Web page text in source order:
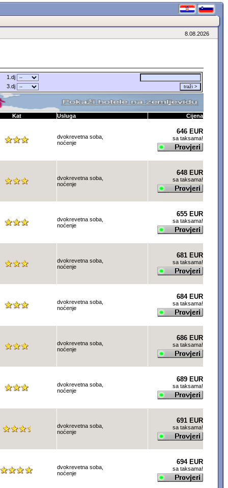
8.08.2026
1.dj
3.dj
Kat Usluga Cijena
dvokrevetna soba,
noćenje
646 EUR
sa taksama!
dvokrevetna soba,
noćenje
648 EUR
sa taksama!
dvokrevetna soba,
noćenje
655 EUR
sa taksama!
dvokrevetna soba,
noćenje
681 EUR
sa taksama!
dvokrevetna soba,
noćenje
684 EUR
sa taksama!
dvokrevetna soba,
noćenje
686 EUR
sa taksama!
dvokrevetna soba,
noćenje
689 EUR
sa taksama!
dvokrevetna soba,
noćenje
691 EUR
sa taksama!
dvokrevetna soba,
noćenje
694 EUR
sa taksama!